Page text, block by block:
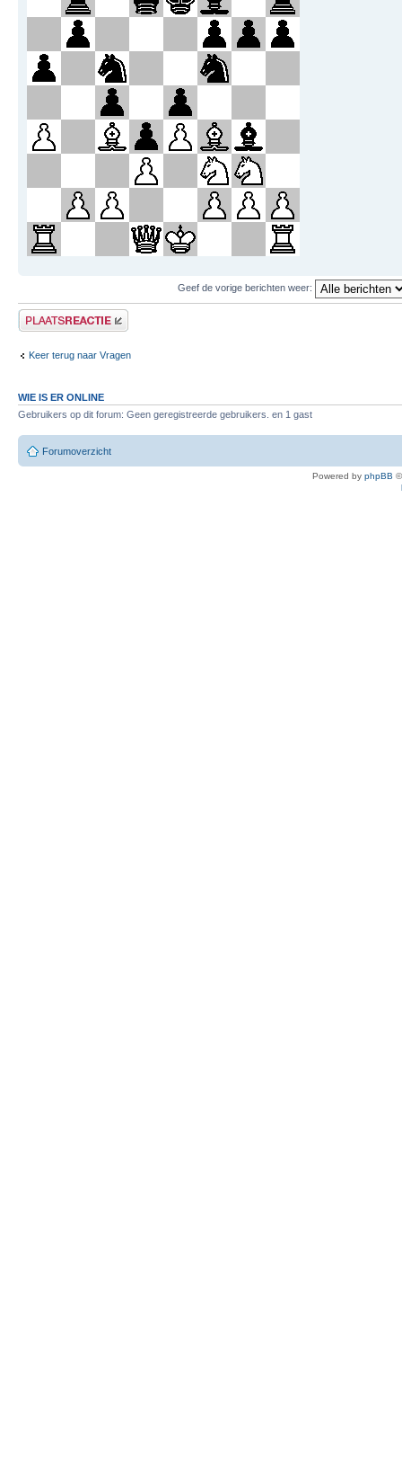
Geef de vorige berichten weer:
Plaats een reactie
Keer terug naar Vragen
WIE IS ER ONLINE
Gebruikers op dit forum: Geen geregistreerde gebruikers. en 1 gast
Forumoverzicht
Powered by phpBB